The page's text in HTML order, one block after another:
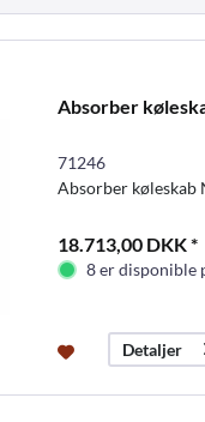
Absorber
71246
Absorber køleskab
18.713,00 DKK *
8 er disponible
Detaljer